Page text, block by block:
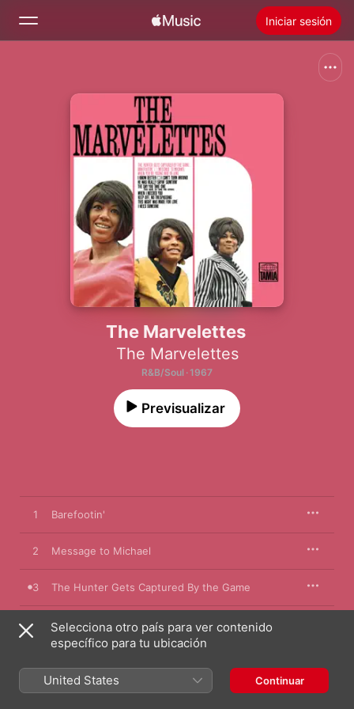
Iniciar sesión
Novedades
Instalar Apple Music
The Marvelettes
The Marvelettes
R&B/Soul · 1967
Previsualizar
1 Barefootin'
2 Message to Michael
3 The Hunter Gets Captured By the Game
4 When You're Young and In Love
6 I Can't Turn Around
Selecciona otro país para ver contenido
específico para tu ubicación
United States Continuar